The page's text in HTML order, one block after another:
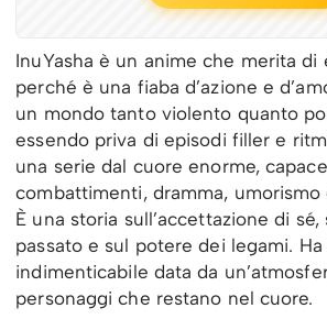
InuYasha è un anime che merita di
perché è una fiaba d’azione e
un mondo tanto violento quanto
essendo priva di episodi filler e
una serie dal cuore enorme,
combattimenti, dramma, umorismo
È una storia sull’accettazione di
passato e sul potere dei legami. Ha
indimenticabile data da
personaggi che restano nel cuore.